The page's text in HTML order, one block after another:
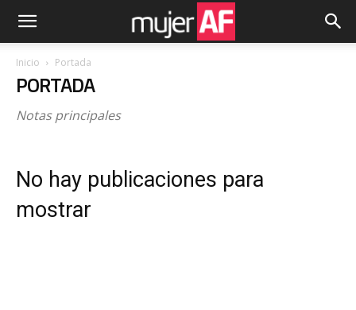
Inicio Portada
PORTADA
Notas principales
No hay publicaciones para
mostrar